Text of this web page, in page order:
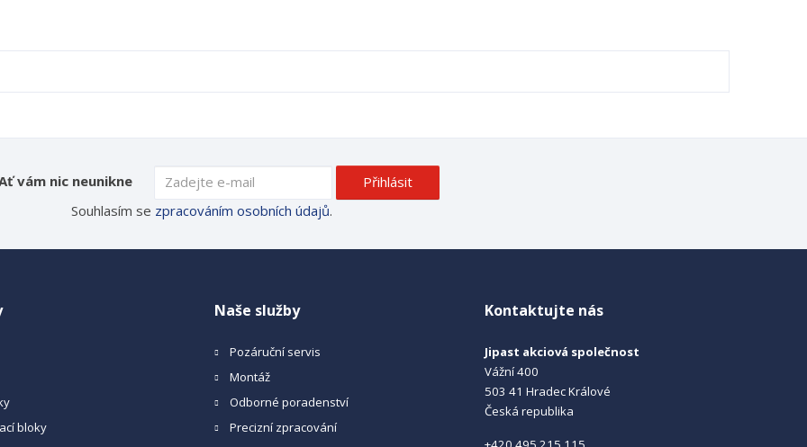
vám nic neunikne
Přihlásit
Souhlasím se zpracováním osobních údajů.
bloky
Naše služby
Pozáruční servis
Montáž
Odborné poradenství
Precizní zpracování
Kontaktujte nás
Jipast akciová společnost
Vážní 400
503 41 Hradec Králové
Česká republika